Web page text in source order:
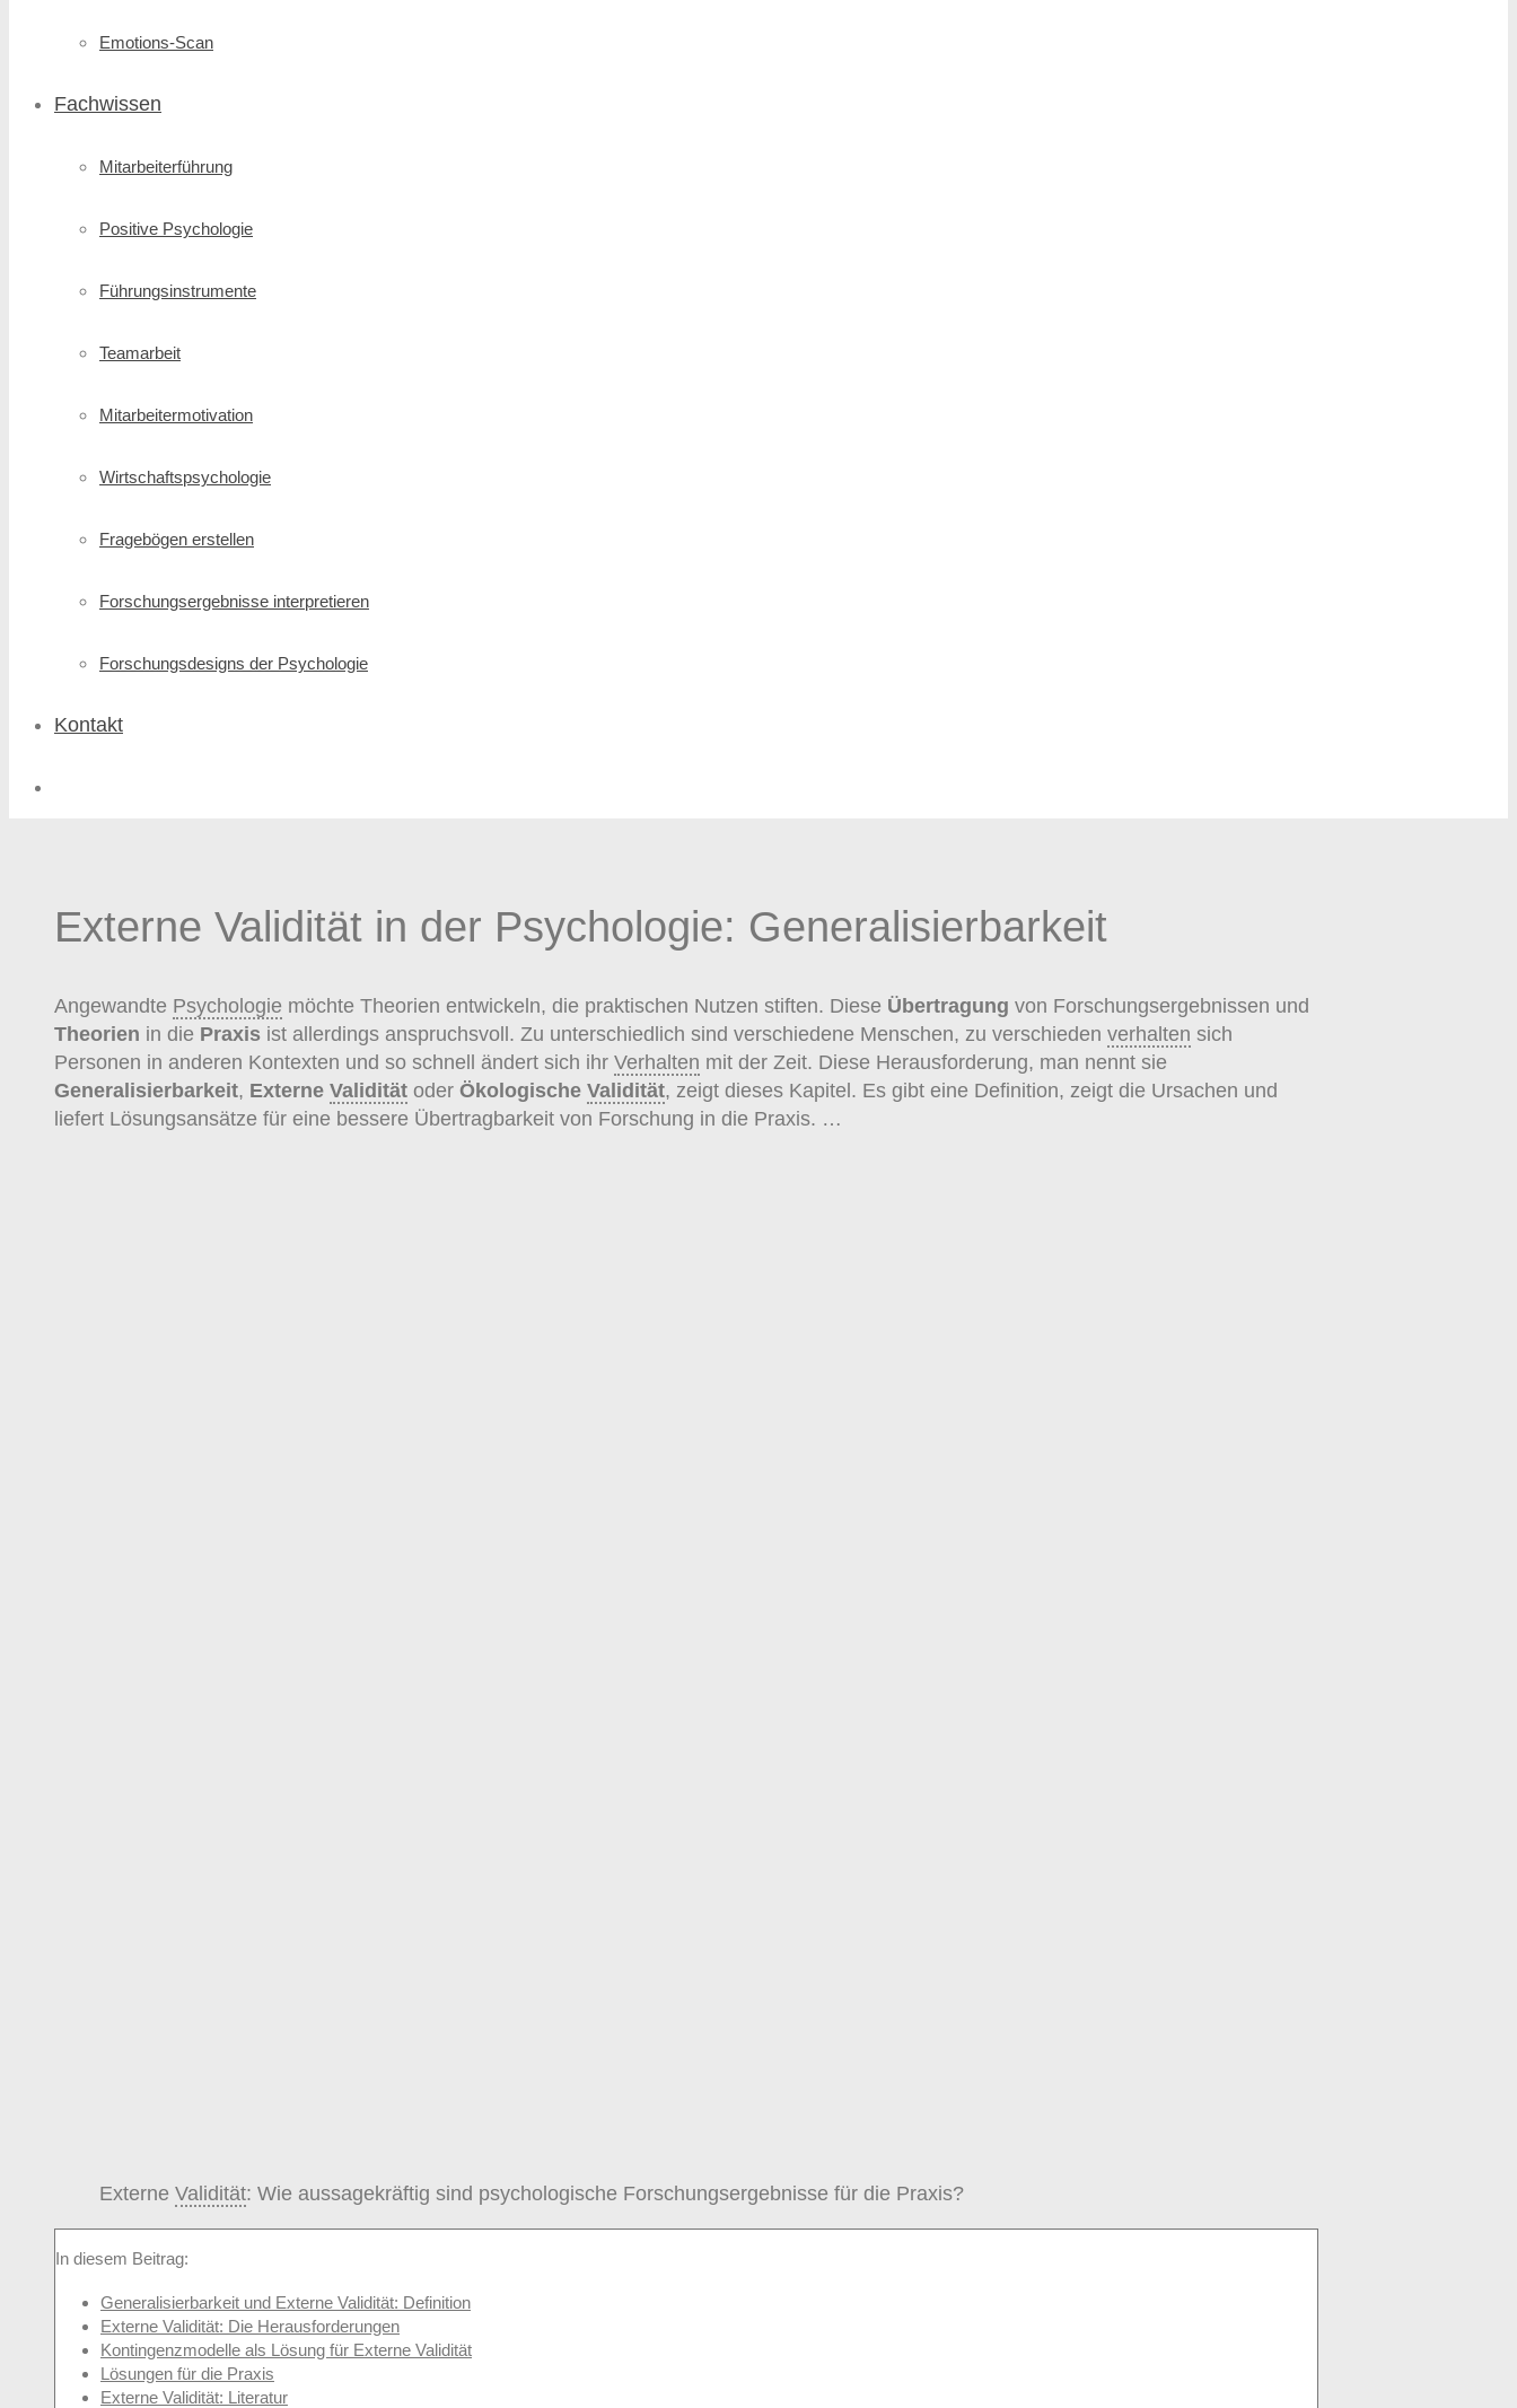
Emotions-Scan
Fachwissen
Mitarbeiterführung
Positive Psychologie
Führungsinstrumente
Teamarbeit
Mitarbeitermotivation
Wirtschafts­psychologie
Fragebögen erstellen
Forschungs­ergebnisse interpretieren
Forschungsdesigns der Psychologie
Kontakt
Externe Validität in der Psychologie: Generalisierbarkeit
Angewandte Psychologie möchte Theorien entwickeln, die praktischen Nutzen stiften. Diese Übertragung von Forschungsergebnissen und
Theorien in die Praxis ist allerdings anspruchsvoll. Zu unterschiedlich sind verschiedene Menschen, zu verschieden verhalten sich
Personen in anderen Kontexten und so schnell ändert sich ihr Verhalten mit der Zeit. Diese Herausforderung, man nennt sie
Generalisierbarkeit, Externe Validität oder Ökologische Validität, zeigt dieses Kapitel. Es gibt eine Definition, zeigt die Ursachen und
liefert Lösungsansätze für eine bessere Übertragbarkeit von Forschung in die Praxis. …
Externe Validität: Wie aussagekräftig sind psychologische Forschungsergebnisse für die Praxis?
In diesem Beitrag:
Generalisierbarkeit und Externe Validität: Definition
Externe Validität: Die Herausforderungen
Kontingenzmodelle als Lösung für Externe Validität
Lösungen für die Praxis
Externe Validität: Literatur